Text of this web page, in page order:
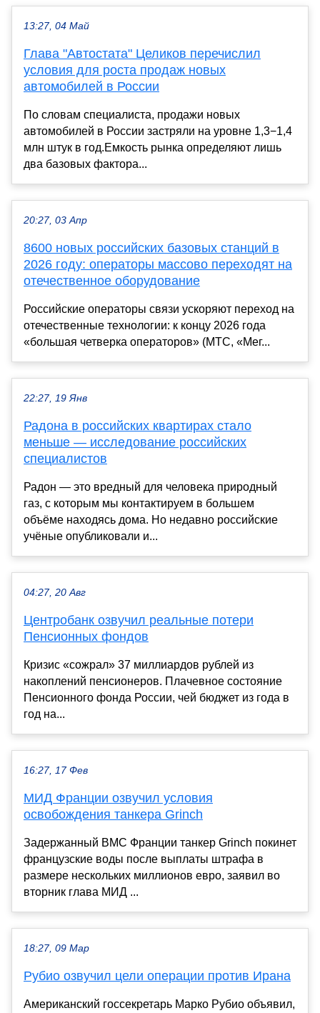
13:27, 04 Май
Глава "Автостата" Целиков перечислил
условия для роста продаж новых
автомобилей в России
По словам специалиста, продажи новых
автомобилей в России застряли на уровне 1,3−1,4
млн штук в год.Емкость рынка определяют лишь
два базовых фактора...
20:27, 03 Апр
8600 новых российских базовых станций в
2026 году: операторы массово переходят на
отечественное оборудование
Российские операторы связи ускоряют переход на
отечественные технологии: к концу 2026 года
«большая четверка операторов» (МТС, «Мег...
22:27, 19 Янв
Радона в российских квартирах стало
меньше — исследование российских
специалистов
Радон — это вредный для человека природный
газ, с которым мы контактируем в большем
объёме находясь дома. Но недавно российские
учёные опубликовали и...
04:27, 20 Авг
Центробанк озвучил реальные потери
Пенсионных фондов
Кризис «сожрал» 37 миллиардов рублей из
накоплений пенсионеров. Плачевное состояние
Пенсионного фонда России, чей бюджет из года в
год на...
16:27, 17 Фев
МИД Франции озвучил условия
освобождения танкера Grinch
Задержанный ВМС Франции танкер Grinch покинет
французские воды после выплаты штрафа в
размере нескольких миллионов евро, заявил во
вторник глава МИД ...
18:27, 09 Мар
Рубио озвучил цели операции против Ирана
Американский госсекретарь Марко Рубио объявил,